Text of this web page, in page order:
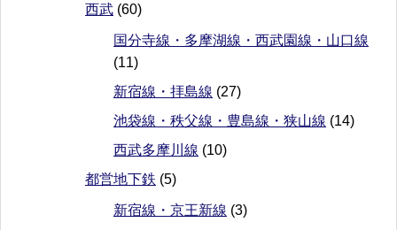
西武 (60)
国分寺線・多摩湖線・西武園線・山口線
(11)
新宿線・拝島線 (27)
池袋線・秩父線・豊島線・狭山線 (14)
西武多摩川線 (10)
都営地下鉄 (5)
新宿線・京王新線 (3)